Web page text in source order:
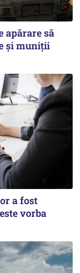
apărare să
și muniții
a fost
vorba